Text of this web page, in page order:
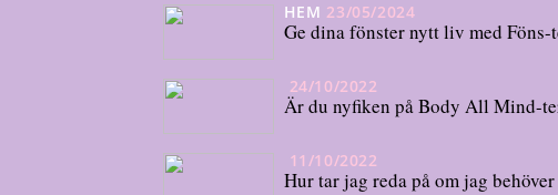
HEM 23/05/2024
Ge dina fönster nytt liv med
24/10/2022
Är du nyfiken på Body All Mind-
11/10/2022
Hur tar jag reda på om jag